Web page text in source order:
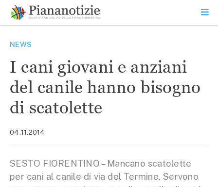
contenuto
SEARCH
NEWS
I cani giovani e anziani
del canile hanno bisogno
di scatolette
04.11.2014
SESTO FIORENTINO – Mancano scatolette
per cani al canile di via del Termine. Servono